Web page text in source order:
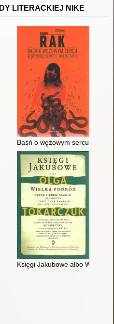
LITERACKIEJ NIKE
Baśń o wężowym sercu albo
i piosenki z lat 1995-1997
Księgi Jakubowe albo Wielka